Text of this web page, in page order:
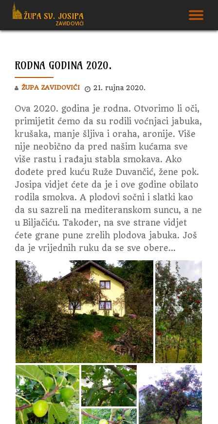
to
ŽUPA SV. JOSIPA
ZAVIDOVIĆI
RODNA GODINA 2020.
ŽUPA ZAVIDOVIĆI 21. rujna 2020.
Ova 2020. godina je rodna. Otvorimo li oči,
primijetit ćemo da su rodili voćnjaci jabuka,
krušaka, manje šljiva i oraha, aronije. Više
nije neobično da pred našim kućama sve
više rastu i rađaju stabla smokava. Ako
dođete pred kuću Ruže Duvančić, žene pok.
Josipa vidjet ćete da je i ove godine obilato
rodila smokva. A plodovi sočni i slatki kao
da su sazreli na mediteranskom suncu, a ne
u Biljačiću. Također, na sve strane vidjet
ćete grane pune zrelih plodova jabuka. Još
da je vrijednih ruku da se sve obere…